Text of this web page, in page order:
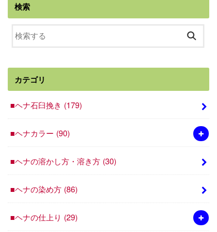
検索
カテゴリ
■ヘナ石臼挽き (179)
■ヘナカラー (90)
■ヘナの溶かし方・溶き方 (30)
■ヘナの染め方 (86)
■ヘナの仕上り (29)